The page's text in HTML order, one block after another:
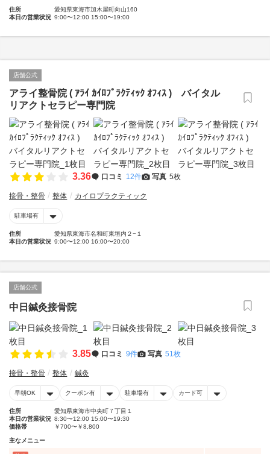
住所
愛知県東海市加木屋町向山160
本日の営業状況 9:00〜12:00 15:00〜19:00
店舗公式
アライ整骨院 ( ｱﾗｲ ｶｲﾛﾌﾟﾗｸﾃｨｯｸ ｵﾌｨｽ ) バイタル
リアクトセラピー専門院
3.36 口コミ 12件 写真 5枚
接骨・整骨 整体 カイロプラクティック
駐車場有
住所
愛知県東海市名和町東垣内２−１
本日の営業状況 9:00〜12:00 16:00〜20:00
店舗公式
中日鍼灸接骨院
3.85 口コミ 9件 写真 51枚
接骨・整骨 整体 鍼灸
早朝OK クーポン有 駐車場有 カード可
住所
愛知県東海市中央町７丁目１
本日の営業状況 8:30〜12:00 15:00〜19:30
価格帯
￥700〜￥8,800
主なメニュー